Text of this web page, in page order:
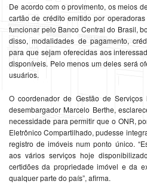
De acordo com o provimento, os meios
cartão de crédito emitido por
funcionar pelo Banco Central do Brasil,
disso, modalidades de pagamento,
para que sejam oferecidas aos
disponíveis. Pelo menos um deles será
usuários.
O coordenador de Gestão de
desembargador Marcelo Berthe,
necessidade para permitir que o ONR,
Eletrônico Compartilhado, pudesse
registro de imóveis num ponto único.
aos vários serviços hoje
certidões da propriedade imóvel e da
qualquer parte do país”, afirma.